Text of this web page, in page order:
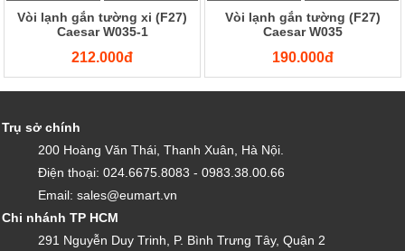
Vòi lạnh gắn tường xi (F27)
Caesar W035-1
212.000đ
Vòi lạnh gắn tường (F27)
Caesar W035
190.000đ
Trụ sở chính
200 Hoàng Văn Thái, Thanh Xuân, Hà Nội.
Điện thoại: 024.6675.8083 - 0983.38.00.66
Email: sales@eumart.vn
Chi nhánh TP HCM
291 Nguyễn Duy Trinh, P. Bình Trưng Tây, Quận 2